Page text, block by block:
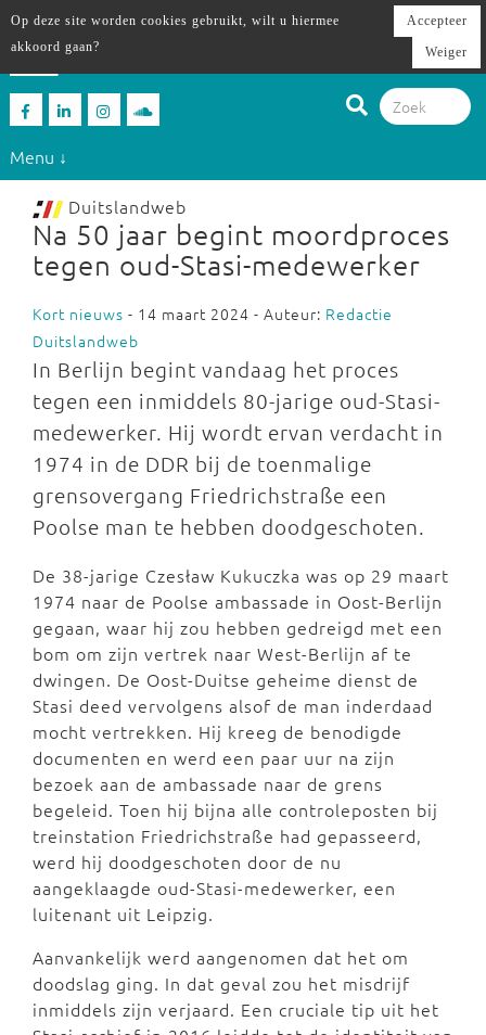
Menu ↓
Duitslandweb
Na 50 jaar begint moordproces
tegen oud-Stasi-medewerker
Kort nieuws - 14 maart 2024 - Auteur: Redactie
Duitslandweb
In Berlijn begint vandaag het proces
tegen een inmiddels 80-jarige oud-Stasi-
medewerker. Hij wordt ervan verdacht in
1974 in de DDR bij de toenmalige
grensovergang Friedrichstraße een
Poolse man te hebben doodgeschoten.
De 38-jarige Czesław Kukuczka was op 29 maart
1974 naar de Poolse ambassade in Oost-Berlijn
gegaan, waar hij zou hebben gedreigd met een
bom om zijn vertrek naar West-Berlijn af te
dwingen. De Oost-Duitse geheime dienst de
Stasi deed vervolgens alsof de man inderdaad
mocht vertrekken. Hij kreeg de benodigde
documenten en werd een paar uur na zijn
bezoek aan de ambassade naar de grens
begeleid. Toen hij bijna alle controleposten bij
treinstation Friedrichstraße had gepasseerd,
werd hij doodgeschoten door de nu
aangeklaagde oud-Stasi-medewerker, een
luitenant uit Leipzig.
Aanvankelijk werd aangenomen dat het om
doodslag ging. In dat geval zou het misdrijf
inmiddels zijn verjaard. Een cruciale tip uit het
Op deze site worden cookies gebruikt, wilt u hiermee
akkoord gaan?
Accepteer
Weiger